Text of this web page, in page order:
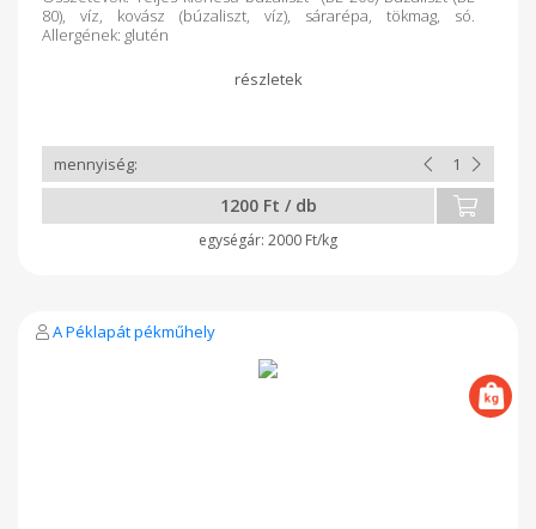
80), víz, kovász (búzaliszt, víz), sárarépa, tökmag, só.
Allergének: glutén
1200 Ft / db
2000 Ft/kg
A Péklapát pékműhely